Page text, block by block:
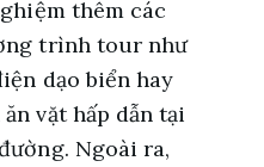
thêm các
trình tour như
dạo biển hay
vặt hấp dẫn tại
Ngoài ra,